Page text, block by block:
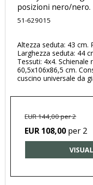
posizioni nero/nero.
51-629015
Altezza seduta: 43 cm.
Larghezza seduta: 44
Tessuti: 4x4. Schienale
60,5x106x86,5 cm.
cuscino universale da
EUR 144,00 per 2
EUR 108,00 per 2